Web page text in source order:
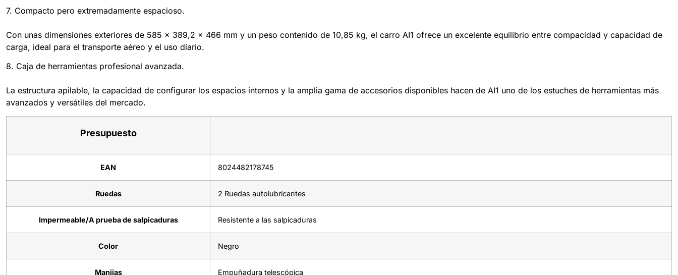
7. Compacto pero extremadamente espacioso.
Con unas dimensiones exteriores de 585 x 389,2 x 466 mm y un peso contenido de 10,85 kg, el carro AI1 ofrece un excelente equilibrio entre compacidad y capacidad de
carga, ideal para el transporte aéreo y el uso diario.
8. Caja de herramientas profesional avanzada.
La estructura apilable, la capacidad de configurar los espacios internos y la amplia gama de accesorios disponibles hacen de AI1 uno de los estuches de herramientas más
avanzados y versátiles del mercado.
Presupuesto
EAN 8024482178745
Ruedas 2 Ruedas autolubricantes
Impermeable/A prueba de salpicaduras Resistente a las salpicaduras
Color Negro
Manijas Empuñadura telescópica